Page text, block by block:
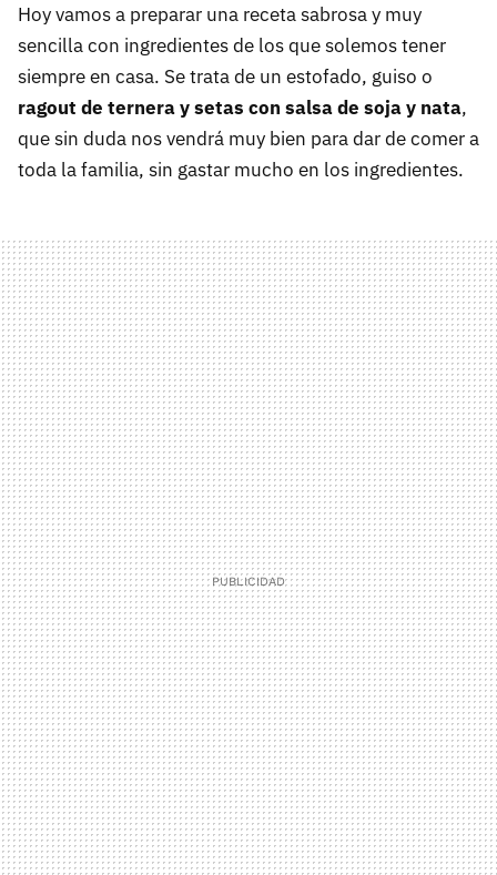
Hoy vamos a preparar una receta sabrosa y muy
sencilla con ingredientes de los que solemos tener
siempre en casa. Se trata de un estofado, guiso o
ragout de ternera y setas con salsa de soja y nata,
que sin duda nos vendrá muy bien para dar de comer a
toda la familia, sin gastar mucho en los ingredientes.